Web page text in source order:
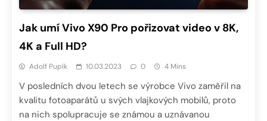
Jak umí Vivo X90 Pro pořizovat video v 8K,
4K a Full HD?
Adolf Pupík 10.03.2023 0 4 Mins
V posledních dvou letech se výrobce Vivo zaměřil na
kvalitu fotoaparátů u svých vlajkových mobilů, proto
na nich spolupracuje se známou a uznávanou